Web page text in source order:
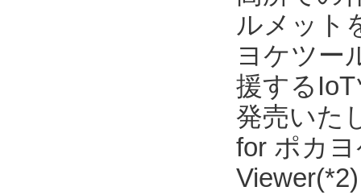
ルメット
ヨケツー
援する
発売いた
for ポカ